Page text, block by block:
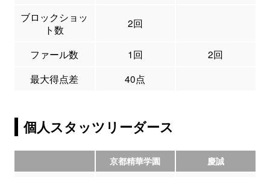
ブロックショッ
ト数
2回
ファール数 1回
2回
最大得点差
40点
個人スタッツリーダース
京都精華学園 慶誠